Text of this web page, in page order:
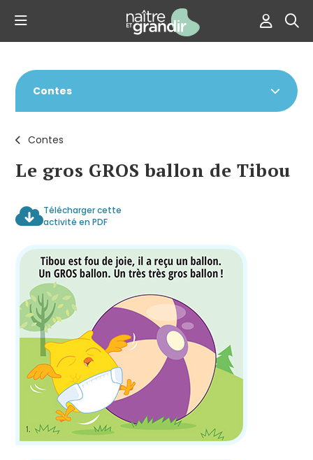
Contes
Le gros GROS ballon de Tibou
Contes
Télécharger cette
activité en PDF